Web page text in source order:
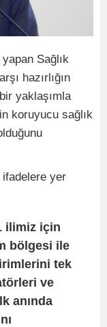
Sağlık
hazırlığın
yaklaşımla
koruyucu sağlık
ifadelere yer
ilimiz için
bölgesi ile
tek
ve
anında